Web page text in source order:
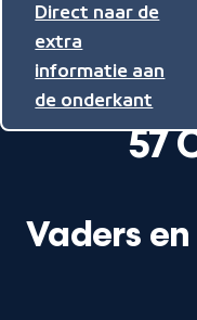
Direct naar de
inhoud
Direct naar de
hoofdnavigatie
Direct naar de
extra
informatie aan
de onderkant
Menu
Naar
de
beginpagina
57
Vaders